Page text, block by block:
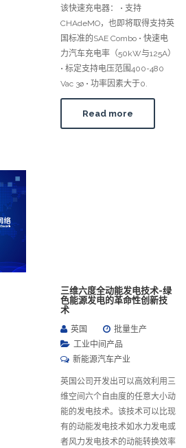
该快速充电器： • 支持
CHAdeMO，也即将取得支持英
国标准的SAE Combo • 快速电
力汽车充电率（50kW与125A）
• 标定支持电压范围400-480
Vac 3ø • 功率因素大于0.
Read more
三维六度全动能发电技术-绿
色能源发电的革命性创新技
术
英国
批量生产
工业中间产品
新能源汽车产业
英国公司开发出可以高效利用三
维空间六个自由度的任意大小动
能的发电技术。该技术可以比现
有的动能发电技术如水力发电或
者风力发电技术的动能转换效率